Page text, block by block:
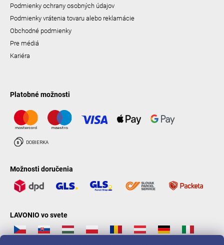
Podmienky ochrany osobných údajov
Podmienky vrátenia tovaru alebo reklamácie
Obchodné podmienky
Pre médiá
Kariéra
Platobné možnosti
Možnosti doručenia
LAVONIO vo svete